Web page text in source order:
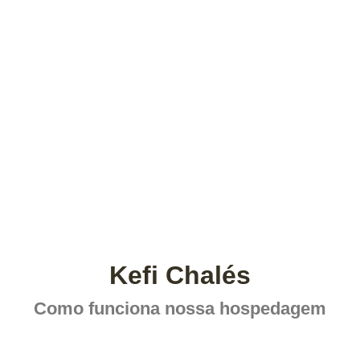
Kefi Chalés
Como funciona nossa hospedagem